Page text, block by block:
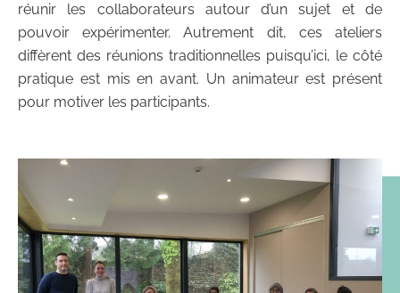
réunir les collaborateurs autour d’un sujet et de
pouvoir expérimenter. Autrement dit, ces ateliers
diffèrent des réunions traditionnelles puisqu’ici, le côté
pratique est mis en avant. Un animateur est présent
pour motiver les participants.